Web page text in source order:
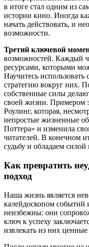
в итоге стал одним из
истории кино. Иногда
начать действовать, и
возможности.
Третий ключевой
возможностей. Каждый
ресурсами, которыми
Научитесь
стратегию вокруг них.
собственные силы
своей жизни. Примером
Роулинг, которая,
непростые жизненные
Поттера» и изменила
читателей. В конечном
судьбу и обладаем силой
Как превратить
подход
Наша жизнь является
калейдоскопом
неизбежны: они
ключ к успеху
извлекать из них